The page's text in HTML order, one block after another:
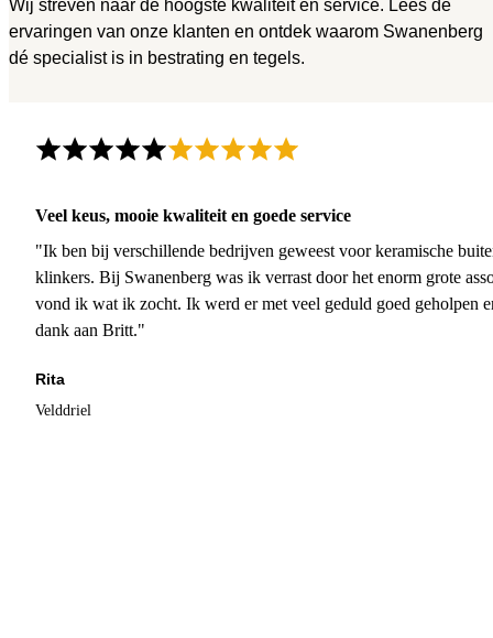
Wij streven naar de hoogste kwaliteit en service. Lees de
ervaringen van onze klanten en ontdek waarom Swanenberg
dé specialist is in bestrating en tegels.
Veel keus, mooie kwaliteit en goede service
"Ik ben bij verschillende bedrijven geweest voor keramische
klinkers. Bij Swanenberg was ik verrast door het enorm grote
vond ik wat ik zocht. Ik werd er met veel geduld goed geholpen
dank aan Britt."
Rita
Velddriel